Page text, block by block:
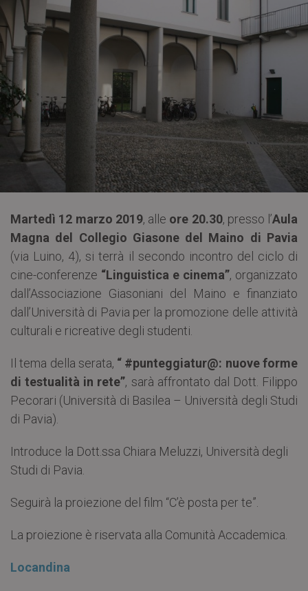
Martedì 12 marzo 2019, alle ore 20.30, presso l’Aula
Magna del Collegio Giasone del Maino di Pavia
(via Luino, 4), si terrà il secondo incontro del ciclo di
cine-conferenze “Linguistica e cinema”, organizzato
dall’Associazione Giasoniani del Maino e finanziato
dall’Università di Pavia per la promozione delle attività
culturali e ricreative degli studenti.
Il tema della serata, “ #punteggiatur@: nuove forme
di testualità in rete”, sarà affrontato dal Dott. Filippo
Pecorari (Università di Basilea – Università degli Studi
di Pavia).
Introduce la Dott.ssa Chiara Meluzzi, Università degli
Studi di Pavia.
Seguirà la proiezione del film “C’è posta per te”.
La proiezione è riservata alla Comunità Accademica.
Locandina